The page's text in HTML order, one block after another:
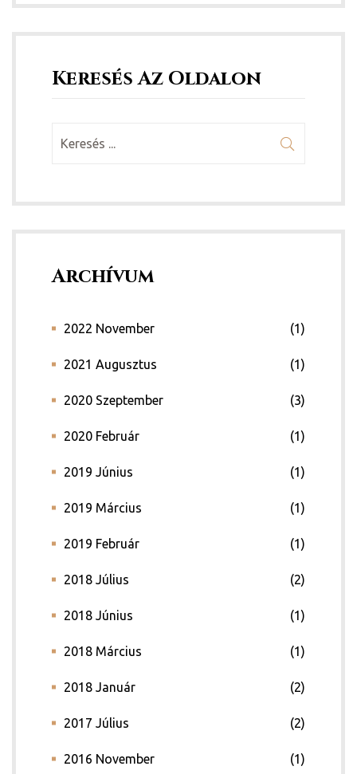
Keresés Az Oldalon
Archívum
2022 November (1)
2021 Augusztus (1)
2020 Szeptember (3)
2020 Február (1)
2019 Június (1)
2019 Március (1)
2019 Február (1)
2018 Július (2)
2018 Június (1)
2018 Március (1)
2018 Január (2)
2017 Július (2)
2016 November (1)